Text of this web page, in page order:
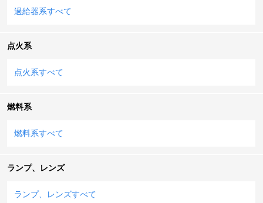
過給器系すべて
点火系
点火系すべて
燃料系
燃料系すべて
ランプ、レンズ
ランプ、レンズすべて